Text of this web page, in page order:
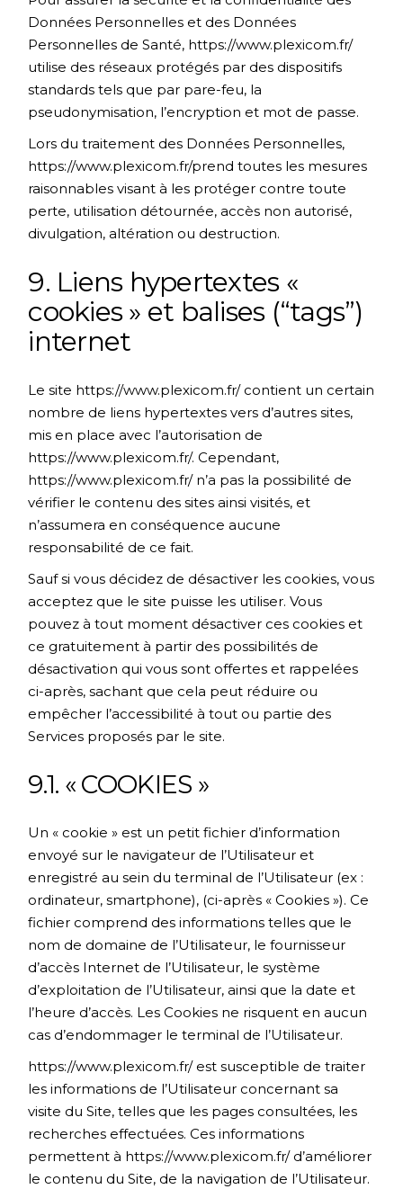
Données Personnelles et des Données
Personnelles de Santé, https://www.plexicom.fr/
utilise des réseaux protégés par des dispositifs
standards tels que par pare-feu, la
pseudonymisation, l’encryption et mot de passe.
Lors du traitement des Données Personnelles,
https://www.plexicom.fr/prend toutes les mesures
raisonnables visant à les protéger contre toute
perte, utilisation détournée, accès non autorisé,
divulgation, altération ou destruction.
9. Liens hypertextes «
cookies » et balises (“tags”)
internet
Le site https://www.plexicom.fr/contient un certain
nombre de liens hypertextes vers d’autres sites,
mis en place avec l’autorisation de
https://www.plexicom.fr/. Cependant,
https://www.plexicom.fr/n’a pas la possibilité de
vérifier le contenu des sites ainsi visités, et
n’assumera en conséquence aucune
responsabilité de ce fait.
Sauf si vous décidez de désactiver les cookies, vous
acceptez que le site puisse les utiliser. Vous
pouvez à tout moment désactiver ces cookies et
ce gratuitement à partir des possibilités de
désactivation qui vous sont offertes et rappelées
ci-après, sachant que cela peut réduire ou
empêcher l’accessibilité à tout ou partie des
Services proposés par le site.
9.1. « COOKIES »
Un « cookie » est un petit fichier d’information
envoyé sur le navigateur de l’Utilisateur et
enregistré au sein du terminal de l’Utilisateur (ex :
ordinateur, smartphone), (ci-après « Cookies »). Ce
fichier comprend des informations telles que le
nom de domaine de l’Utilisateur, le fournisseur
d’accès Internet de l’Utilisateur, le système
d’exploitation de l’Utilisateur, ainsi que la date et
l’heure d’accès. Les Cookies ne risquent en aucun
cas d’endommager le terminal de l’Utilisateur.
https://www.plexicom.fr/est susceptible de traiter
les informations de l’Utilisateur concernant sa
visite du Site, telles que les pages consultées, les
recherches effectuées. Ces informations
permettent à https://www.plexicom.fr/d’améliorer
le contenu du Site, de la navigation de l’Utilisateur.